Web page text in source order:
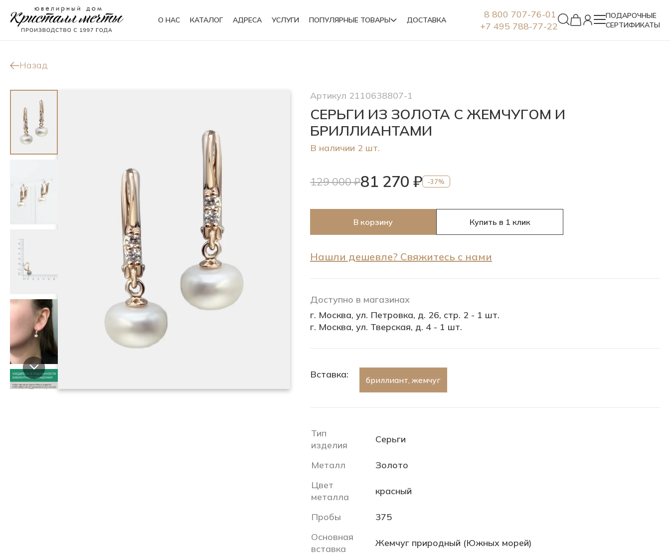
О НАС КАТАЛОГ АДРЕСА УСЛУГИ ПОПУЛЯРНЫЕ ТОВАРЫ ДОСТАВКА
8 800 707-76-01
+7 495 788-77-22
ПОДАРОЧНЫЕ
СЕРТИФИКАТЫ
Кольца
Колье Броши
Назад
Артикул 2110638807-1
СЕРЬГИ ИЗ ЗОЛОТА С ЖЕМЧУГОМ И
БРИЛЛИАНТАМИ
В наличии 2 шт.
129 000 ₽81 270 ₽ -37%
В корзину Купить в 1 клик
Нашли дешевле? Свяжитесь с нами
Доступно в магазинах
г. Москва, ул. Петровка, д. 26, стр. 2 - 1 шт.
г. Москва, ул. Тверская, д. 4 - 1 шт.
Вставка: бриллиант, жемчуг
Тип
изделия
Серьги
Металл
Золото
Цвет
металла
красный
Пробы
375
Основная
вставка
Жемчуг природный (Южных морей)